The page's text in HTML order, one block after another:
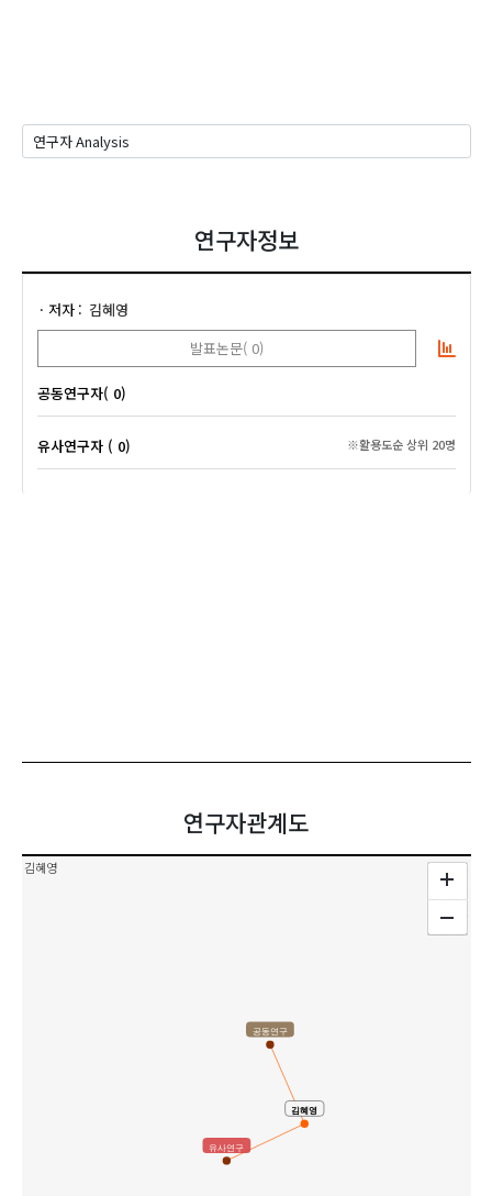
연구자정보
저자
김혜영
발표논문( 0)
공동연구자( 0)
유사연구자 ( 0) ※활용도순 상위 20명
연구자관계도
김혜영
김혜영
공동연구
유사연구